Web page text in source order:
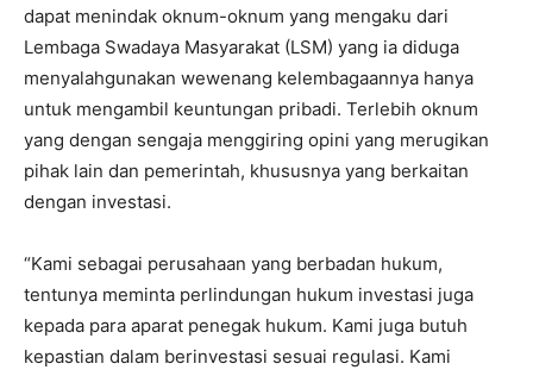
dapat menindak oknum-oknum yang mengaku dari
Lembaga Swadaya Masyarakat (LSM) yang ia diduga
menyalahgunakan wewenang kelembagaannya hanya
untuk mengambil keuntungan pribadi. Terlebih oknum
yang dengan sengaja menggiring opini yang merugikan
pihak lain dan pemerintah, khususnya yang berkaitan
dengan investasi.
“Kami sebagai perusahaan yang berbadan hukum,
tentunya meminta perlindungan hukum investasi juga
kepada para aparat penegak hukum. Kami juga butuh
kepastian dalam berinvestasi sesuai regulasi. Kami